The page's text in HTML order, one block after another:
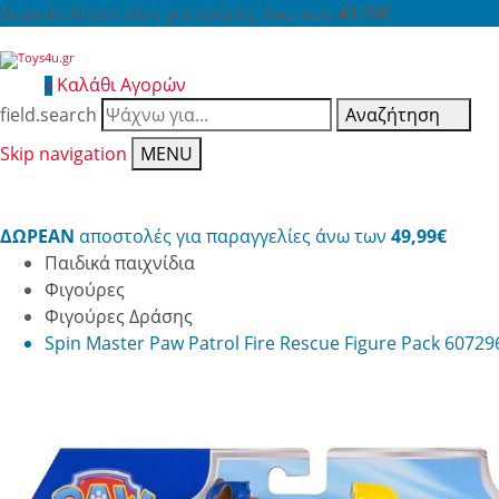
Δωρεάν Αποστολές για αγορές άνω των 49,99€
0 Καλάθι Αγορών
field.search
Αναζήτηση
Skip navigation
MENU
ΔΩΡΕΑΝ αποστολές για παραγγελίες άνω των 49,99€
Παιδικά παιχνίδια
Φιγούρες
Φιγούρες Δράσης
Spin Master Paw Patrol Fire Rescue Figure Pack